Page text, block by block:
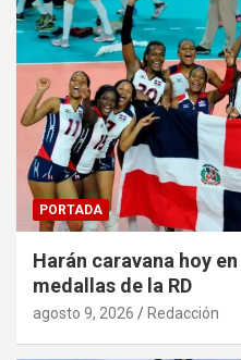
PORTADA
Harán caravana hoy
medallas de la RD
agosto 9, 2026 Redacción